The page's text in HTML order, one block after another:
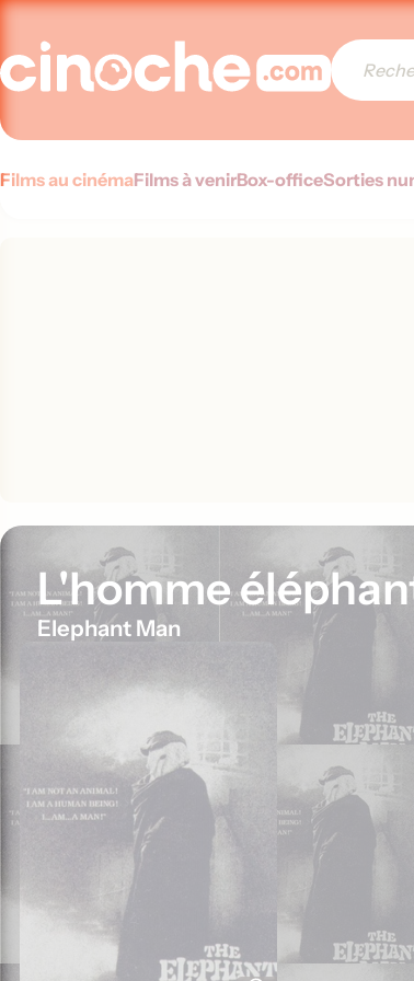
Films au cinémaFilms à venirBox-officeSorties
L'homme
Elephant Man